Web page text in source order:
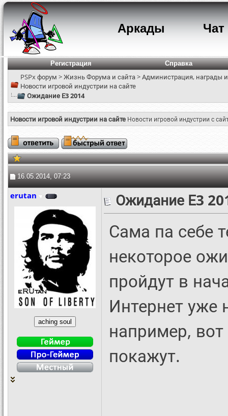
Аркады Чат
Регистрация Справка
PSPx форум >Жизнь Форума и сайта>Администрация, награды
Новости игровой индустрии на сайте
Ожидание Е3 2014
Новости игровой индустрии на сайтеНовости игровой индустрии с
16.05.2014, 07:23
erutan Ожидание Е3
Сама па себе
некоторое
пройдут в
Интернет уже
например,
покажут.